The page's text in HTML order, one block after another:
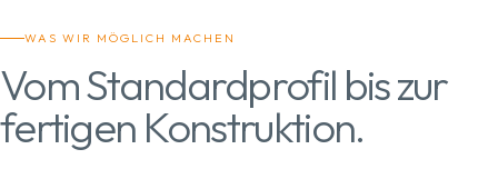
WAS WIR MÖGLICH MACHEN
Vom Standardprofil bis zur
fertigen Konstruktion.